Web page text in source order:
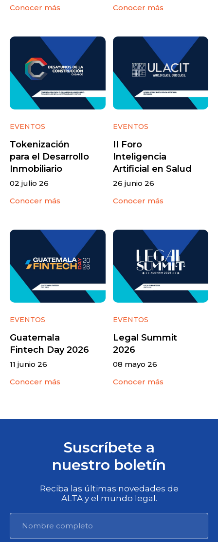
Conocer más Conocer más
EVENTOS
Tokenización
para el Desarrollo
Inmobiliario
02 julio 26
Conocer más
EVENTOS
II Foro
Inteligencia
Artificial en Salud
26 junio 26
Conocer más
EVENTOS
Guatemala
Fintech Day 2026
11 junio 26
Conocer más
EVENTOS
Legal Summit
2026
08 mayo 26
Conocer más
Suscríbete a
nuestro boletín
Reciba las últimas novedades de
ALTA y el mundo legal.